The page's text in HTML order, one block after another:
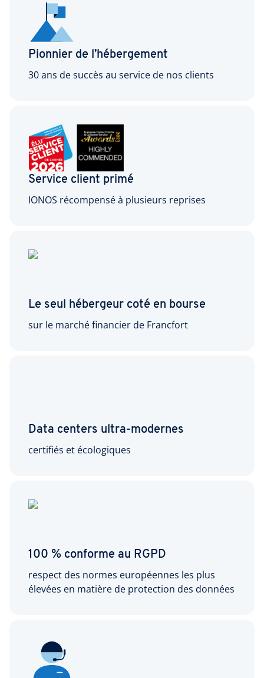
Pionnier de l’hébergement
30 ans de succès au service de nos clients
Service client primé
IONOS récompensé à plusieurs reprises
Le seul hébergeur coté en bourse
sur le marché financier de Francfort
Data centers ultra-modernes
certifiés et écologiques
100 % conforme au RGPD
respect des normes européennes les plus
élevées en matière de protection des données